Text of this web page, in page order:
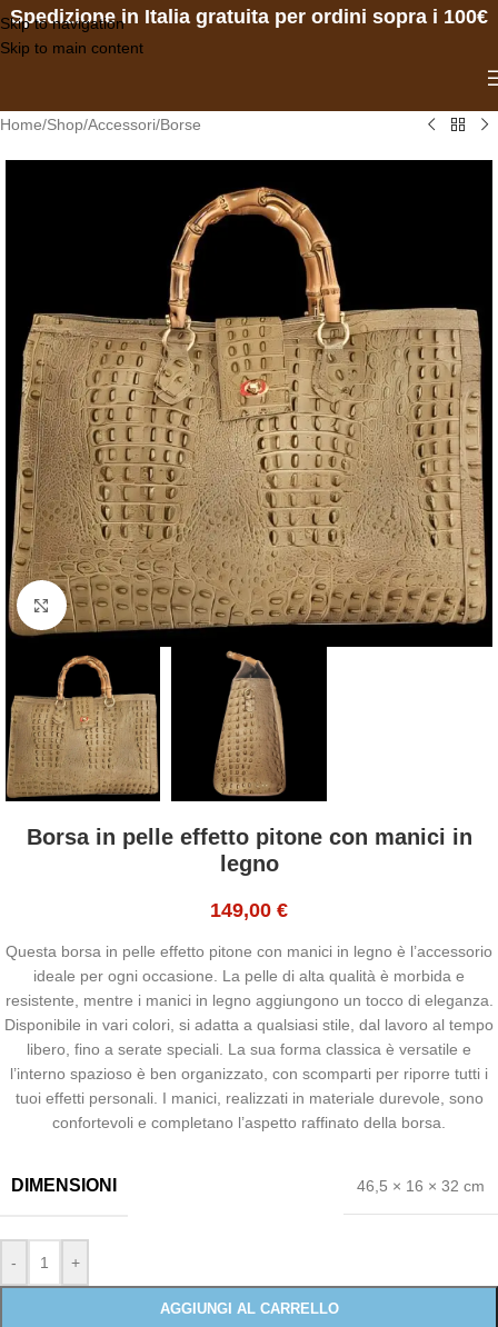
Skip to navigation
Skip to main content
Spedizione in Italia gratuita per ordini sopra i 100€
Home/Shop/Accessori/Borse
Click to enlarge
Borsa in pelle effetto pitone con manici in
legno
149,00 €
Questa borsa in pelle effetto pitone con manici in legno è l’accessorio
ideale per ogni occasione. La pelle di alta qualità è morbida e
resistente, mentre i manici in legno aggiungono un tocco di eleganza.
Disponibile in vari colori, si adatta a qualsiasi stile, dal lavoro al tempo
libero, fino a serate speciali. La sua forma classica è versatile e
l’interno spazioso è ben organizzato, con scomparti per riporre tutti i
tuoi effetti personali. I manici, realizzati in materiale durevole, sono
confortevoli e completano l’aspetto raffinato della borsa.
DIMENSIONI 46,5 × 16 × 32 cm
- +
AGGIUNGI AL CARRELLO